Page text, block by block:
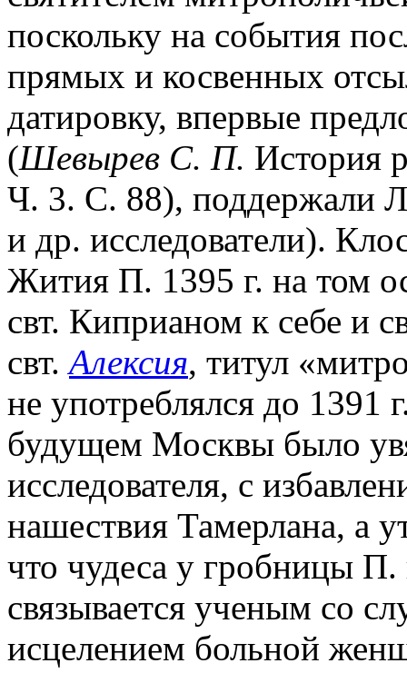
поскольку на события
прямых и косвенных
датировку, впервые
(Шевырев С. П. История
Ч. 3. С. 88), поддержали
и др. исследователи).
Жития П. 1395 г. на том
свт. Киприаном к себе и
свт.Алексия, титул
не употреблялся до 1391
будущем Москвы было
исследователя, с
нашествия Тамерлана, а
что чудеса у гробницы
связывается ученым со
исцелением больной